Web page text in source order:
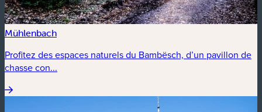
Mühlenbach
Profitez des espaces naturels du Bambësch, d’un pavillon de
chasse con...